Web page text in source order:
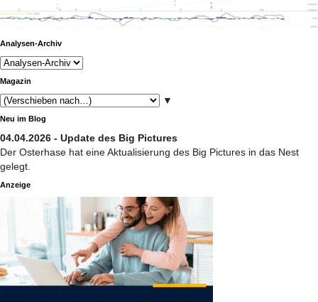
Analysen-Archiv
Magazin
▼
Neu im Blog
04.04.2026 - Update des Big Pictures
Der Osterhase hat eine Aktualisierung des Big Pictures in das Nest
gelegt.
Anzeige